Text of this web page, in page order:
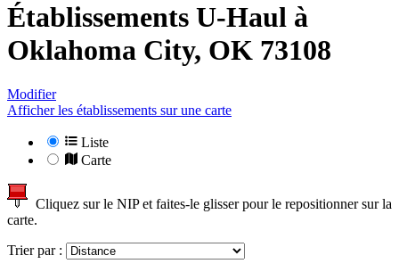
Établissements U-Haul à
Oklahoma City, OK 73108
Modifier
Afficher les établissements sur une carte
Liste
Carte
Cliquez sur le NIP et faites-le glisser pour le repositionner sur la
carte.
Trier par :